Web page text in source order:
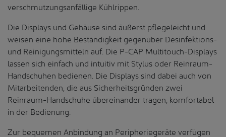
verschmutzungsanfällige Kühlrippen.
Die Displays und Gehäuse sind äußerst pflegeleicht und
weisen eine hohe Beständigkeit gegenüber Desinfektions-
und Reinigungsmitteln auf. Die P-CAP Multitouch-Displays
lassen sich einfach und intuitiv mit Stylus oder Reinraum-
Handschuhen bedienen. Die Displays sind dabei auch von
Mitarbeitenden, die aus Sicherheitsgründen zwei
Reinraum-Handschuhe übereinander tragen, komfortabel
in der Bedienung.
Zur bequemen Anbindung an Peripheriegeräte verfügen